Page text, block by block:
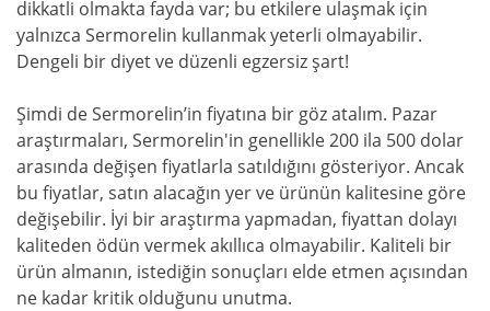
dikkatli olmakta fayda var; bu etkilere ulaşmak için
yalnızca Sermorelin kullanmak yeterli olmayabilir.
Dengeli bir diyet ve düzenli egzersiz şart!
Şimdi de Sermorelin’in fiyatına bir göz atalım. Pazar
araştırmaları, Sermorelin'in genellikle 200 ila 500 dolar
arasında değişen fiyatlarla satıldığını gösteriyor. Ancak
bu fiyatlar, satın alacağın yer ve ürünün kalitesine göre
değişebilir. İyi bir araştırma yapmadan, fiyattan dolayı
kaliteden ödün vermek akıllıca olmayabilir. Kaliteli bir
ürün almanın, istediğin sonuçları elde etmen açısından
ne kadar kritik olduğunu unutma.